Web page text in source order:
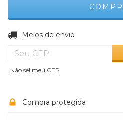
Entregas para o CEP:
Meios de envio
Não sei meu CEP
Compra protegida